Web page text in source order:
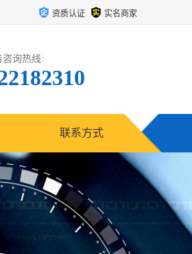
资质认证 实名商家
咨询热线:
联系方式